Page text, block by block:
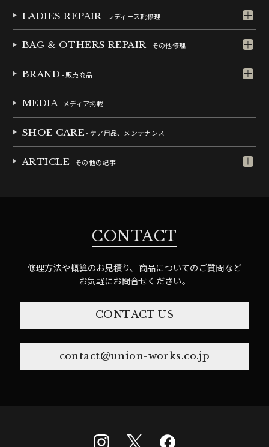
LADIES REPAIR - レディース靴修理
BAG & OTHERS REPAIR- その他修理
BRAND - 販売商品
MEDIA- メディア掲載
SHOE CARE- ケア用品、メンテナンス
ARTICLE- その他の記事
CONTACT
修理方法や概算のお見積り、商品についてのご質問など
お気軽にお問合せください。
CONTACT US
contact@union-works.co.jp